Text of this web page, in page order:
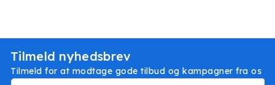
Tilmeld nyhedsbrev
Tilmeld for at modtage gode tilbud og kampagner fra os